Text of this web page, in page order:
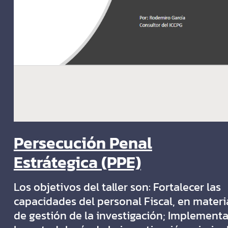
Persecución Penal
Estrátegica (PPE)
Los objetivos del taller son: Fortalecer las
capacidades del personal Fiscal, en
de gestión de la investigación;